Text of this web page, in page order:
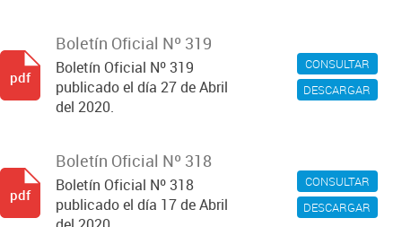
CONSULTAR
DESCARGAR
Boletín Oficial Nº 319
Boletín Oficial Nº 319
publicado el día 27 de Abril
del 2020.
pdf
CONSULTAR
DESCARGAR
Boletín Oficial Nº 318
Boletín Oficial Nº 318
publicado el día 17 de Abril
pdf